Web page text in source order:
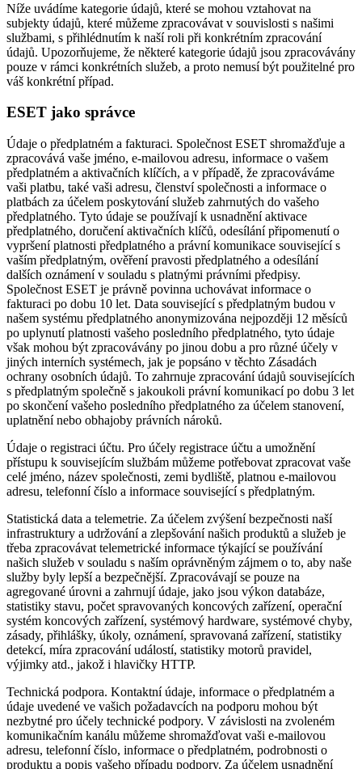
Níže uvádíme kategorie údajů, které se mohou vztahovat na
subjekty údajů, které můžeme zpracovávat v souvislosti s našimi
službami, s přihlédnutím k naší roli při konkrétním zpracování
údajů. Upozorňujeme, že některé kategorie údajů jsou zpracovávány
pouze v rámci konkrétních služeb, a proto nemusí být použitelné pro
váš konkrétní případ.
ESET jako správce
Údaje o předplatném a fakturaci. Společnost ESET shromažďuje a
zpracovává vaše jméno, e-mailovou adresu, informace o vašem
předplatném a aktivačních klíčích, a v případě, že zpracováváme
vaši platbu, také vaši adresu, členství společnosti a informace o
platbách za účelem poskytování služeb zahrnutých do vašeho
předplatného. Tyto údaje se používají k usnadnění aktivace
předplatného, doručení aktivačních klíčů, odesílání připomenutí o
vypršení platnosti předplatného a právní komunikace související s
vaším předplatným, ověření pravosti předplatného a odesílání
dalších oznámení v souladu s platnými právními předpisy.
Společnost ESET je právně povinna uchovávat informace o
fakturaci po dobu 10 let. Data související s předplatným budou v
našem systému předplatného anonymizována nejpozději 12 měsíců
po uplynutí platnosti vašeho posledního předplatného, tyto údaje
však mohou být zpracovávány po jinou dobu a pro různé účely v
jiných interních systémech, jak je popsáno v těchto Zásadách
ochrany osobních údajů. To zahrnuje zpracování údajů souvisejících
s předplatným společně s jakoukoli právní komunikací po dobu 3 let
po skončení vašeho posledního předplatného za účelem stanovení,
uplatnění nebo obhajoby právních nároků.
Údaje o registraci účtu. Pro účely registrace účtu a umožnění
přístupu k souvisejícím službám můžeme potřebovat zpracovat vaše
celé jméno, název společnosti, zemi bydliště, platnou e-mailovou
adresu, telefonní číslo a informace související s předplatným.
Statistická data a telemetrie. Za účelem zvýšení bezpečnosti naší
infrastruktury a udržování a zlepšování našich produktů a služeb je
třeba zpracovávat telemetrické informace týkající se používání
našich služeb v souladu s naším oprávněným zájmem o to, aby naše
služby byly lepší a bezpečnější. Zpracovávají se pouze na
agregované úrovni a zahrnují údaje, jako jsou výkon databáze,
statistiky stavu, počet spravovaných koncových zařízení, operační
systém koncových zařízení, systémový hardware, systémové chyby,
zásady, přihlášky, úkoly, oznámení, spravovaná zařízení, statistiky
detekcí, míra zpracování událostí, statistiky motorů pravidel,
výjimky atd., jakož i hlavičky HTTP.
Technická podpora. Kontaktní údaje, informace o předplatném a
údaje uvedené ve vašich požadavcích na podporu mohou být
nezbytné pro účely technické podpory. V závislosti na zvoleném
komunikačním kanálu můžeme shromažďovat vaši e-mailovou
adresu, telefonní číslo, informace o předplatném, podrobnosti o
produktu a popis vašeho případu podpory. Za účelem usnadnění